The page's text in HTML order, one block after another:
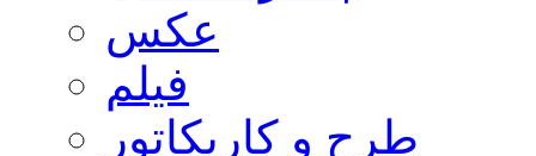
عکس
فیلم
طرح و کاریکاتور